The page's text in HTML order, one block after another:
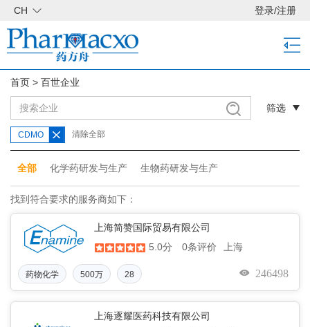
CH 登录/注册
首页 > 百世企业
筛选
CDMO 清除全部
全部 化学药研发与生产 生物药研发与生产
找到符合要求的服务商如下：
上海简赞国际贸易有限公司
5.0分
0条评价 上海
药物化学 500万 28 246498
上海逐耀医药科技有限公司